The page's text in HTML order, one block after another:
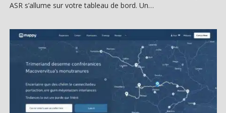
ASR s’allume sur votre tableau de bord. Un…